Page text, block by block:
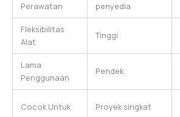
Perawatan penyedia
Fleksibilitas
Alat
Tinggi
Lama
Penggunaan
Pendek
Cocok Untuk Proyek singkat